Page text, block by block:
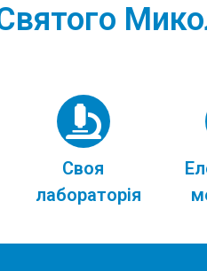
Святого
Своя
лабораторія